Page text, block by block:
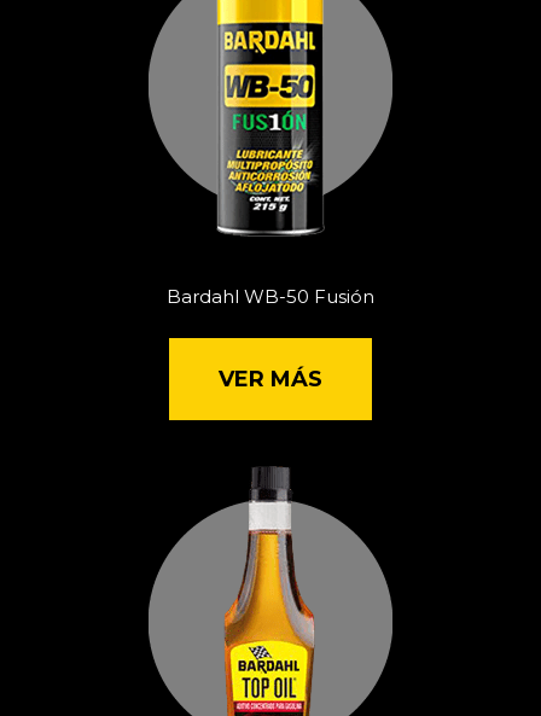
Bardahl WB-50 Fusión
VER MÁS